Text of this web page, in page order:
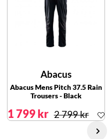
Abacus
Abacus Mens Pitch 37.5 Rain
Trousers - Black
1 799 kr 2 799 kr